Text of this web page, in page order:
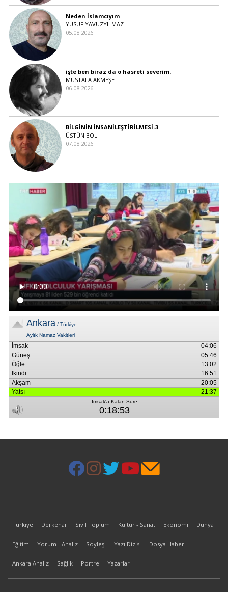
Neden İslamcıyım
YUSUF YAVUZYILMAZ
05.08.2026
işte ben biraz da o hasreti severim.
MUSTAFA AKMEŞE
06.08.2026
BİLGİNİN İNSANİLEŞTİRİLMESİ-3
ÜSTÜN BOL
07.08.2026
Türkiye Derkenar Sivil Toplum Kültür - Sanat Ekonomi Dünya
Eğitim Yorum - Analiz Söyleşi Yazı Dizisi Dosya Haber
Ankara Analiz Sağlık Portre Yazarlar